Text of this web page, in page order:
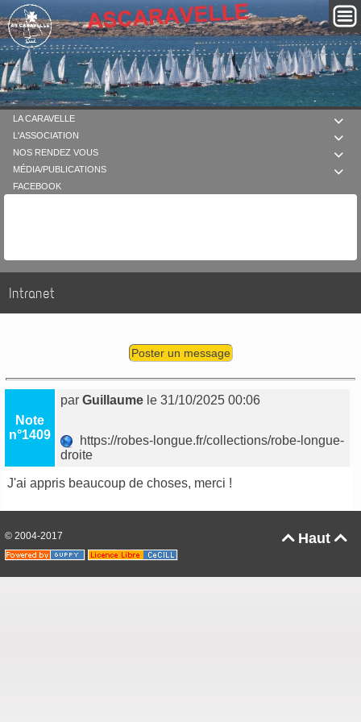

LA CARAVELLE

L'ASSOCIATION

NOS RENDEZ VOUS

MÉDIA/PUBLICATIONS
FACEBOOK
Intranet
Poster un message
Note
n°1409
parGuillaume le 31/10/2025 00:06
https://robes-longue.fr/collections/robe-longue-
droite
J'ai appris beaucoup de choses, merci !
Haut 
© 2004-2017